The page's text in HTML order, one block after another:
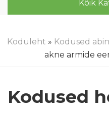
Kõik
Koduleht » Kodused
akne armide
Kodused